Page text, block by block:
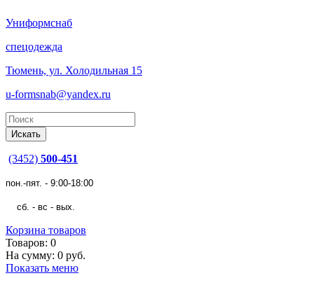
Униформснаб
спецодежда
Тюмень, ул. Холодильная 15
u-formsnab@yandex.ru
(3452) 500-451
пон.-пят. - 9:00-18:00
сб. - вс - вых.
Корзина товаров
Товаров: 0
На сумму: 0 руб.
Показать меню